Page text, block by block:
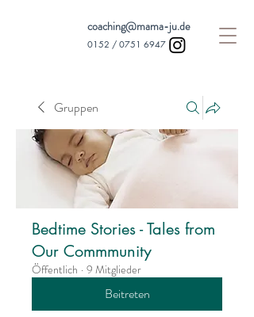
coaching@mama-ju.de
0152 / 0751 6947
Gruppen
Bedtime Stories - Tales from
Our Commmunity
Öffentlich · 9 Mitglieder
Beitreten